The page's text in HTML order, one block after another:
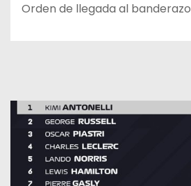
Orden de llegada al banderazo